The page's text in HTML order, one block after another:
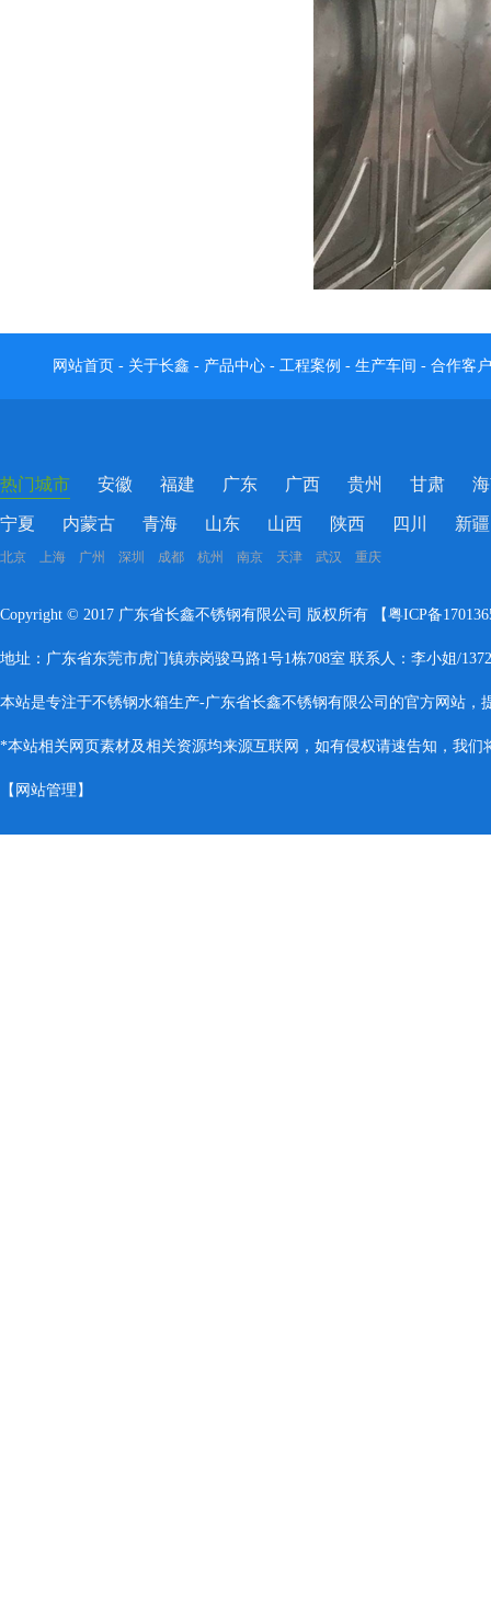
网站首页 - 关于长鑫 - 产品中心 - 工程案例 - 生产车间 - 合作客户
热门城市 安徽 福建 广东 广西 贵州 甘肃
宁夏 内蒙古 青海 山东 山西 陕西 四川 新疆
北京 上海 广州 深圳 成都 杭州 南京 天津 武汉 重庆
Copyright © 2017 广东省长鑫不锈钢有限公司 版权所有 【粤ICP备
地址：广东省东莞市虎门镇赤岗骏马路1号1栋708室 联系人：李小姐/
本站是专注于不锈钢水箱生产-广东省长鑫不锈钢有限公司的官方网站，
*本站相关网页素材及相关资源均来源互联网，如有侵权请速告知，我们
【 网站管理 】